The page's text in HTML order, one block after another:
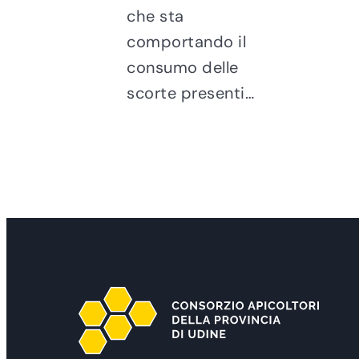
che sta
comportando il
consumo delle
scorte presenti…